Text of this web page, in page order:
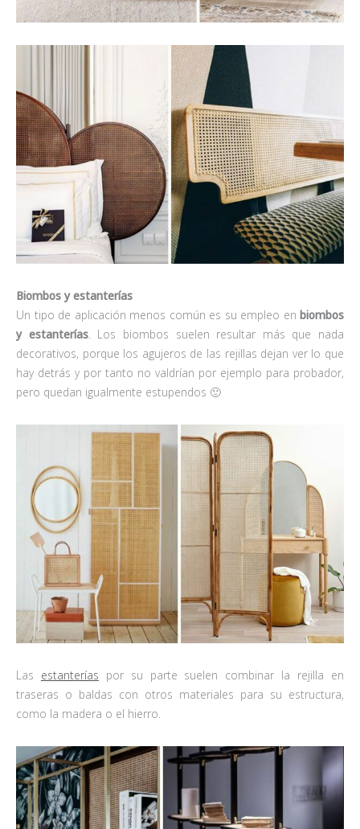
Biombos y estanterías
Un tipo de aplicación menos común es su empleo en biombos
y estanterías. Los biombos suelen resultar más que nada
decorativos, porque los agujeros de las rejillas dejan ver lo que
hay detrás y por tanto no valdrían por ejemplo para probador,
pero quedan igualmente estupendos 🙂
Las estanterías por su parte suelen combinar la rejilla en
traseras o baldas con otros materiales para su estructura,
como la madera o el hierro.